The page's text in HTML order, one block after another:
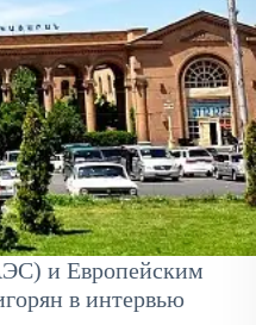
и Европейским
в интервью